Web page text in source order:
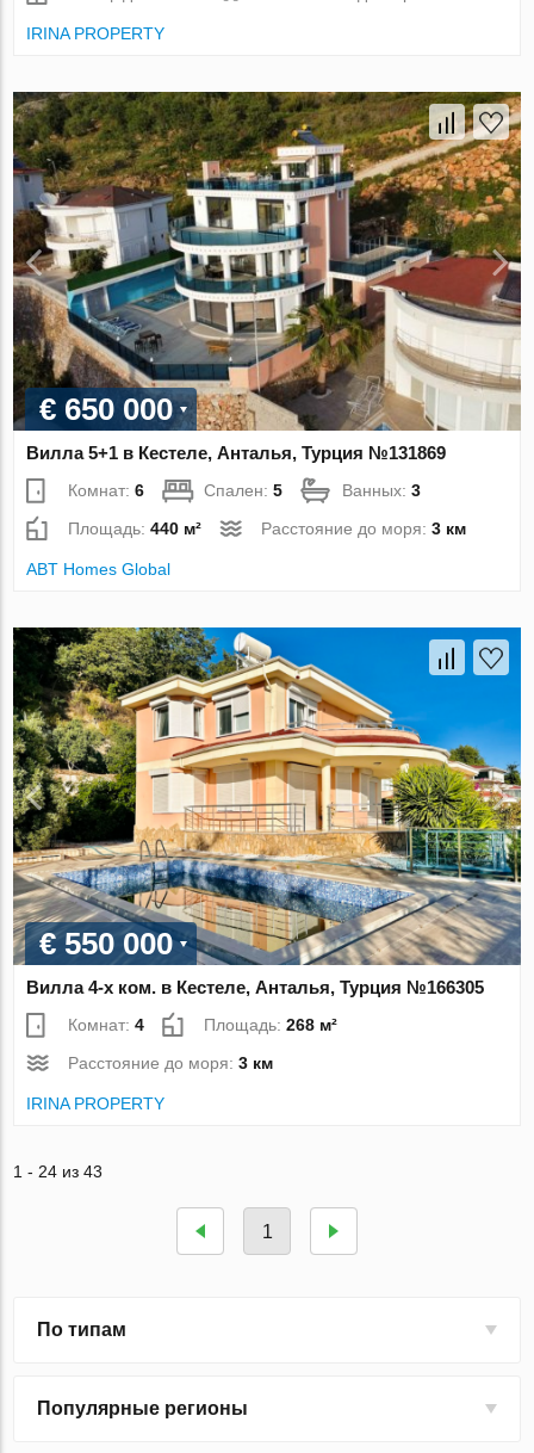
IRINA PROPERTY
€ 650 000
Вилла 5+1 в Кестеле, Анталья, Турция №131869
Комнат:6 Спален:5 Ванных:3
Площадь:440 м² Расстояние до моря:3 км
ABT Homes Global
€ 550 000
Вилла 4-х ком. в Кестеле, Анталья, Турция №166305
Комнат:4 Площадь:268 м²
Расстояние до моря:3 км
IRINA PROPERTY
1 - 24 из 43
1
По типам
Популярные регионы